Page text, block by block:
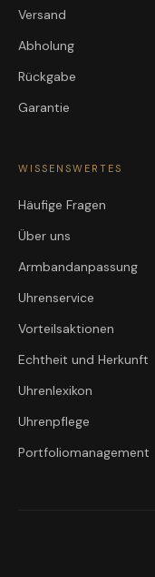
Versand
Abholung
Rückgabe
Garantie
WISSENSWERTES
Häufige Fragen
Über uns
Armbandanpassung
Uhrenservice
Vorteilsaktionen
Echtheit und Herkunft
Uhrenlexikon
Uhrenpflege
Portfoliomanagement